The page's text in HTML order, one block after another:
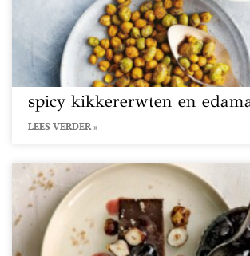
spicy kikkererwten en
LEES VERDER »